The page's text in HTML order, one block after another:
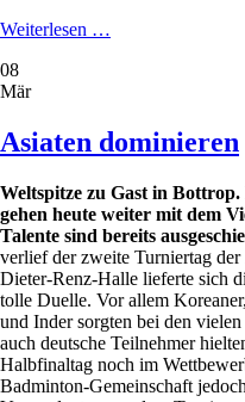
Weiterlesen …
08
Mär
Asiaten dominieren
Weltspitze zu Gast in
gehen heute weiter mit dem
Talente sind bereits
verlief der zweite Turniertag
Dieter-Renz-Halle lieferte sich
tolle Duelle. Vor allem
und Inder sorgten bei den
auch deutsche Teilnehmer
Halbfinaltag noch im
Badminton-Gemeinschaft